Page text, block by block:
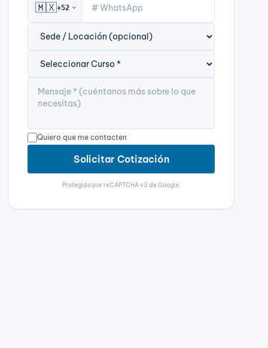
🇲🇽+52 expand_more
Quiero que me contacten
Solicitar Cotización
Protegido por reCAPTCHA v3 de Google.